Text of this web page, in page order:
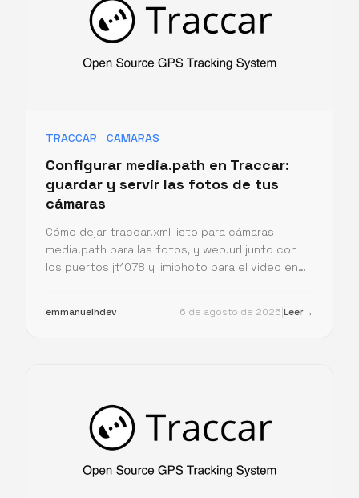
TRACCAR CAMARAS
Configurar media.path en Traccar:
guardar y servir las fotos de tus
cámaras
Cómo dejar traccar.xml listo para cámaras -
media.path para las fotos, y web.url junto con
los puertos jt1078 y jimiphoto para el video en
emmanuelhdev 6 de agosto de 2026 Leer→